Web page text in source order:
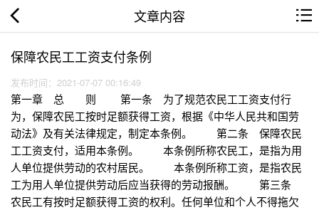
文章内容
保障农民工工资支付条例
发布时间：2021-07-07 00:16:49
第一章 总 则 第一条 为了规范农民工工资支付行
为，保障农民工按时足额获得工资，根据《中华人民共和国劳
动法》及有关法律规定，制定本条例。 第二条 保障农民
工工资支付，适用本条例。 本条例所称农民工，是指为用
人单位提供劳动的农村居民。 本条例所称工资，是指农民
工为用人单位提供劳动后应当获得的劳动报酬。 第三条
农民工有按时足额获得工资的权利。任何单位和个人不得拖欠